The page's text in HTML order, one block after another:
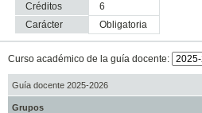
Créditos
6
Carácter
obligatoria
Curso académico de la guía docente:
Guía docente 2025-2026
Grupos